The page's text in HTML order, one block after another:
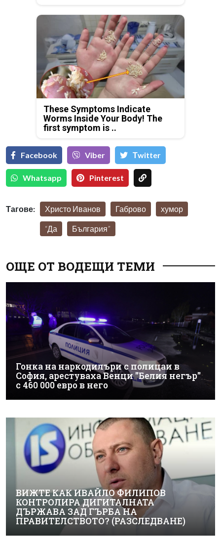
These Symptoms Indicate
Worms Inside Your Body! The
first symptom is ..
Facebook Viber Тwitter
Whatsapp Pinterest
Тагове: Христо Иванов Габрово хумор
“Да България”
ОЩЕ ОТ ВОДЕЩИ ТЕМИ
Гонка на наркодилъри с полицаи в
София, арестуваха Венци "Белия негър"
с 460 000 евро в него
ВИЖТЕ КАК ИВАЙЛО ФИЛИПОВ
КОНТРОЛИРА ДИГИТАЛНАТА
ДЪРЖАВА ЗАД ГЪРБА НА
ПРАВИТЕЛСТВОТО? (РАЗСЛЕДВАНЕ)